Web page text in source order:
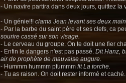
- Un navire partira dans deux jours, quittez
- Un génie!!! clama Jean levant ses deux
- Par la barbe du saint père et ses clefs, ca
sourire cassé sur son visage.
- Le cerveau du groupe. On te doit une fier
- Enfin le dangers n'est pas passé. Dit Hanz,
air de prophète de mauvaise augure.
- Hummm hummm pfummm fit La torche.
- Tu as raison. On doit rester informé et